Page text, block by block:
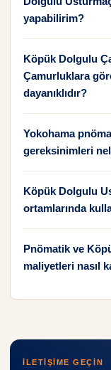
yapabilirim?
Köpük Dolgulu
Çamurluklara
dayanıklıdır?
Yokohama
gereksinimleri
Köpük Dolgulu
ortamlarında
Pnömatik ve
maliyetleri nasıl
İLETIŞIME GEÇIN